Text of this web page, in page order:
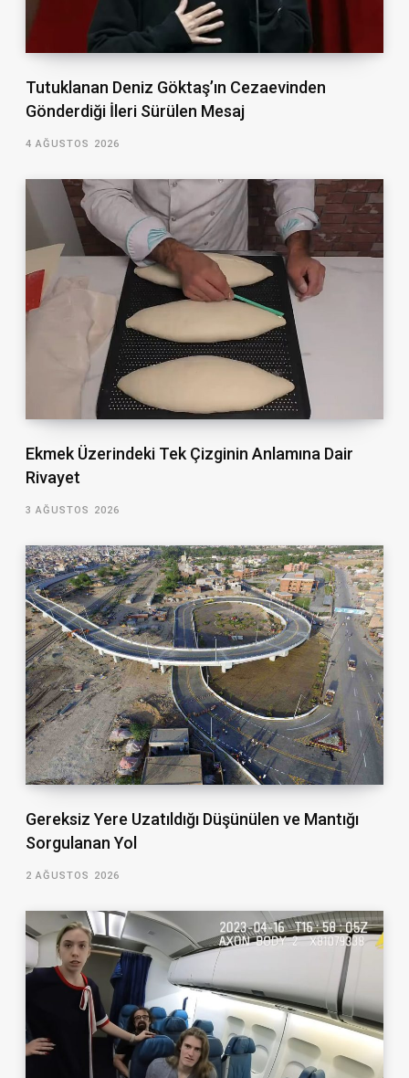
Tutuklanan Deniz Göktaş’ın Cezaevinden
Gönderdiği İleri Sürülen Mesaj
4 AĞUSTOS 2026
Ekmek Üzerindeki Tek Çizginin Anlamına Dair
Rivayet
3 AĞUSTOS 2026
Gereksiz Yere Uzatıldığı Düşünülen ve Mantığı
Sorgulanan Yol
2 AĞUSTOS 2026